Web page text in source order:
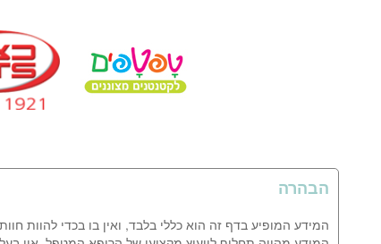
הבהרה
המידע המופיע בדף זה הוא כללי בלבד, ואין בו בכדי להוות